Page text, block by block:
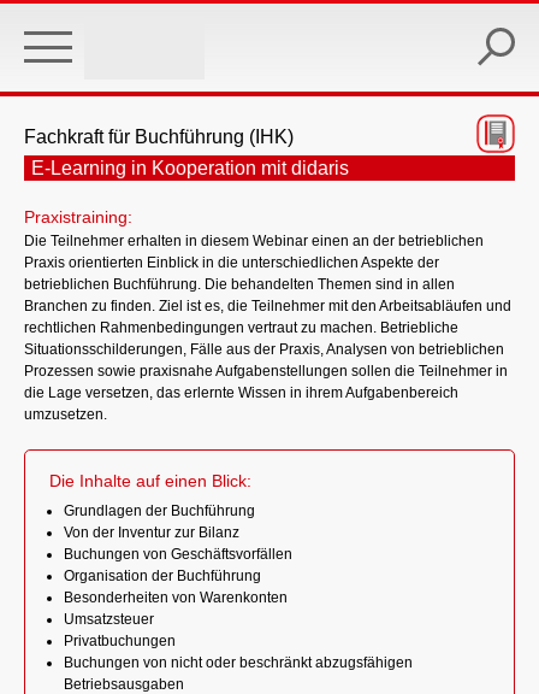
main
Fachkraft für Buchführung (IHK)
E-Learning in Kooperation mit didaris
Praxistraining:
Die Teilnehmer erhalten in diesem Webinar einen an der betrieblichen
Praxis orientierten Einblick in die unterschiedlichen Aspekte der
betrieblichen Buchführung. Die behandelten Themen sind in allen
Branchen zu finden. Ziel ist es, die Teilnehmer mit den Arbeitsabläufen und
rechtlichen Rahmenbedingungen vertraut zu machen. Betriebliche
Situationsschilderungen, Fälle aus der Praxis, Analysen von betrieblichen
Prozessen sowie praxisnahe Aufgabenstellungen sollen die Teilnehmer in
die Lage versetzen, das erlernte Wissen in ihrem Aufgabenbereich
umzusetzen.
Die Inhalte auf einen Blick:
Grundlagen der Buchführung
Von der Inventur zur Bilanz
Buchungen von Geschäftsvorfällen
Organisation der Buchführung
Besonderheiten von Warenkonten
Umsatzsteuer
Privatbuchungen
Buchungen von nicht oder beschränkt abzugsfähigen
Betriebsausgaben